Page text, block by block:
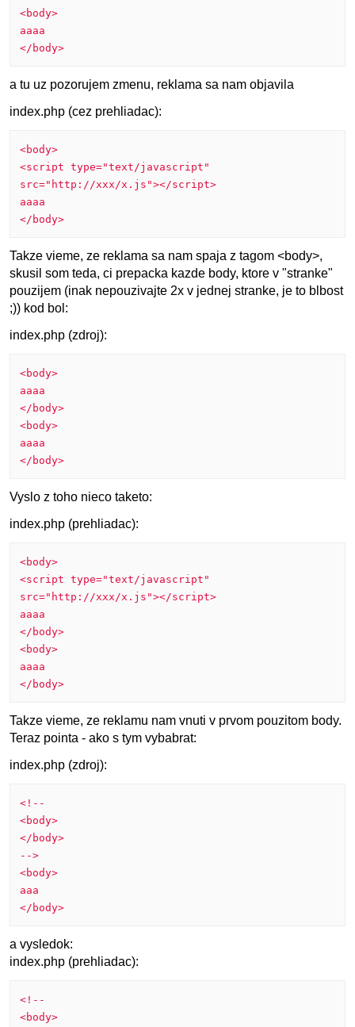
<body>
aaaa
</body>
a tu uz pozorujem zmenu, reklama sa nam objavila
index.php (cez prehliadac):
<body>
<script type="text/javascript"
src="http://xxx/x.js"></script>
aaaa
</body>
Takze vieme, ze reklama sa nam spaja z tagom <body>,
skusil som teda, ci prepacka kazde body, ktore v "stranke"
pouzijem (inak nepouzivajte 2x v jednej stranke, je to blbost
;)) kod bol:
index.php (zdroj):
<body>
aaaa
</body>
<body>
aaaa
</body>
Vyslo z toho nieco taketo:
index.php (prehliadac):
<body>
<script type="text/javascript"
src="http://xxx/x.js"></script>
aaaa
</body>
<body>
aaaa
</body>
Takze vieme, ze reklamu nam vnuti v prvom pouzitom body.
Teraz pointa - ako s tym vybabrat:
index.php (zdroj):
<!--
<body>
</body>
-->
<body>
aaa
</body>
a vysledok:
index.php (prehliadac):
<!--
<body>